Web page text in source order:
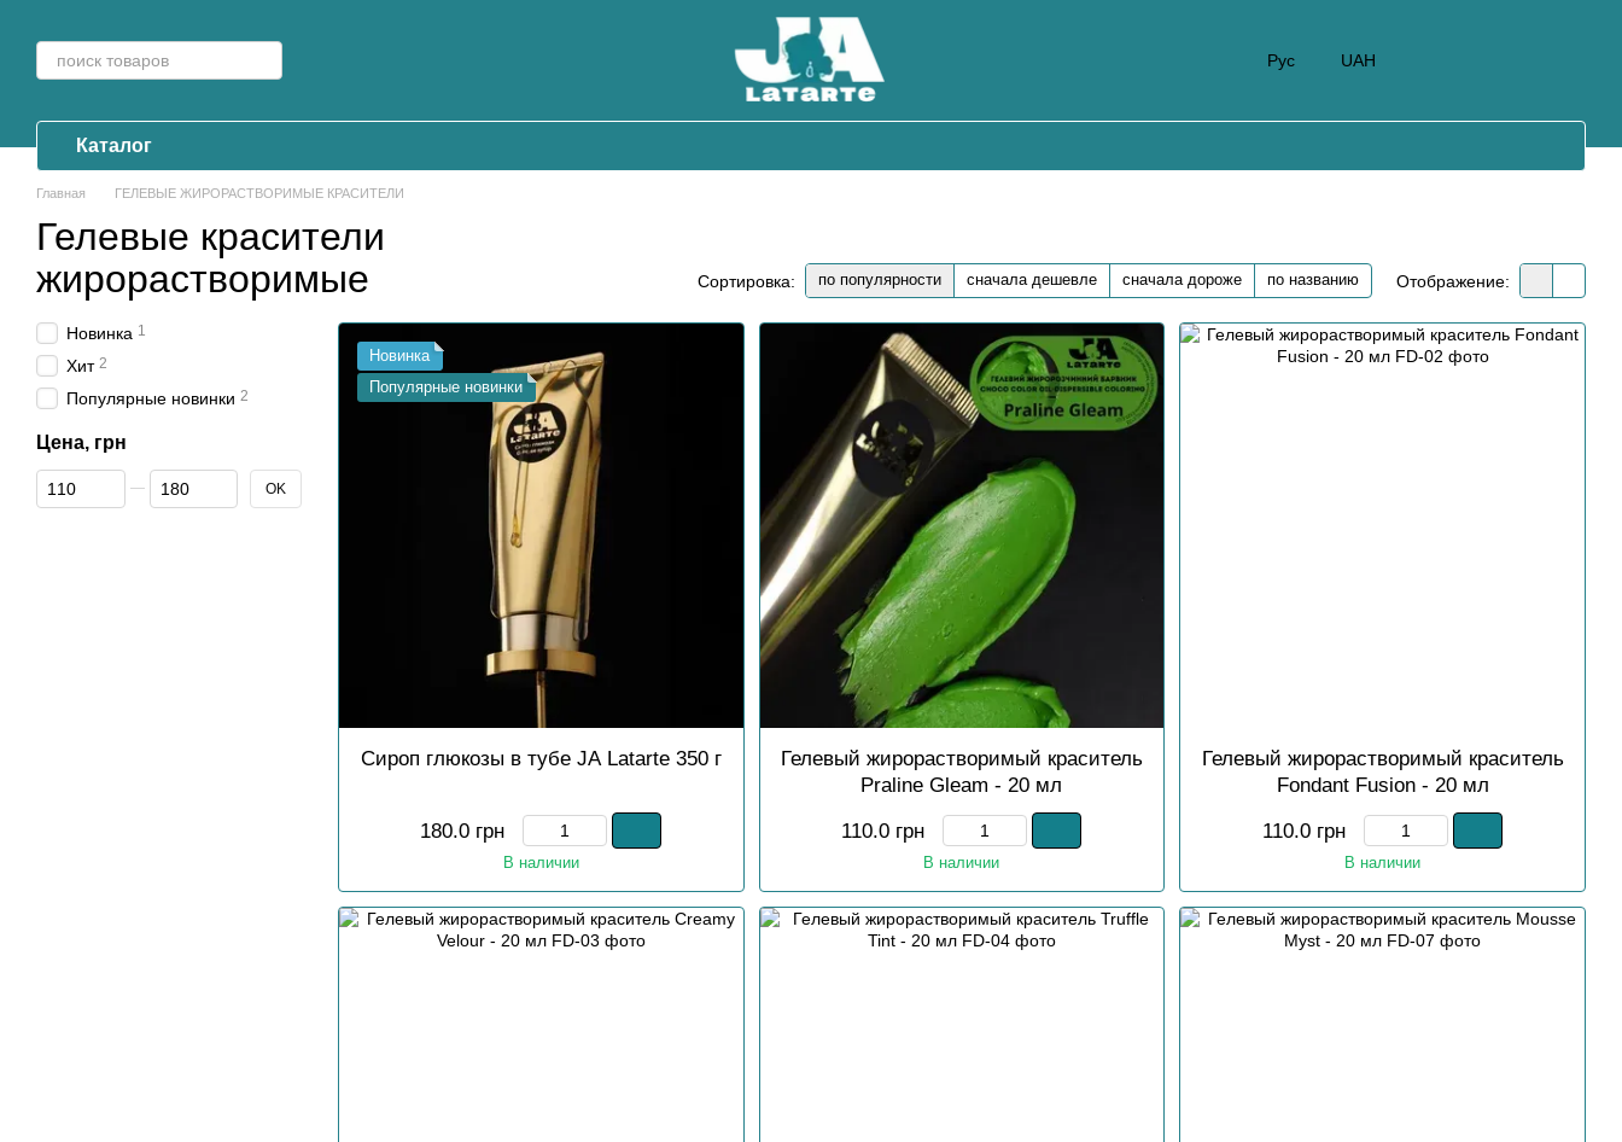
Рус UAH
Каталог
Главная ГЕЛЕВЫЕ ЖИРОРАСТВОРИМЫЕ КРАСИТЕЛИ
Гелевые красители
жирорастворимые
Сортировка: по популярности сначала дешевле сначала дороже по названию Отображение:
Новинка
Популярные новинки
Сироп глюкозы в тубе JA Latarte 350 г
180.0 грн
В наличии
Гелевый жирорастворимый краситель
Praline Gleam - 20 мл
110.0 грн
В наличии
Гелевый жирорастворимый краситель
Fondant Fusion - 20 мл
110.0 грн
В наличии
Новинка 1
Хит 2
Популярные новинки 2
Цена, грн
От Цена, грн
До Цена, грн OK